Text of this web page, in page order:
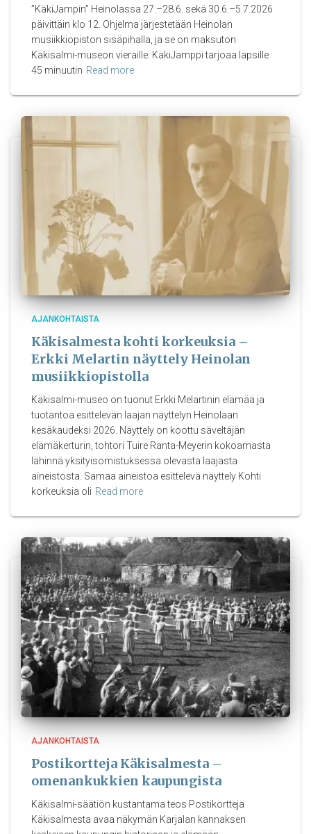
”KäkiJampin” Heinolassa 27.–28.6. sekä 30.6.–5.7.2026
päivittäin klo 12. Ohjelma järjestetään Heinolan
musiikkiopiston sisäpihalla, ja se on maksuton
Käkisalmi-museon vieraille. KäkiJamppi tarjoaa lapsille
45 minuutin Read more
AJANKOHTAISTA
Käkisalmesta kohti korkeuksia –
Erkki Melartin näyttely Heinolan
musiikkiopistolla
Käkisalmi-museo on tuonut Erkki Melartinin elämää ja
tuotantoa esittelevän laajan näyttelyn Heinolaan
kesäkaudeksi 2026. Näyttely on koottu säveltäjän
elämäkerturin, tohtori Tuire Ranta-Meyerin kokoamasta
lähinnä yksityisomistuksessa olevasta laajasta
aineistosta. Samaa aineistoa esittelevä näyttely Kohti
korkeuksia oli Read more
AJANKOHTAISTA
Postikortteja Käkisalmesta –
omenankukkien kaupungista
Käkisalmi-säätiön kustantama teos Postikortteja
Käkisalmesta avaa näkymän Karjalan kannaksen